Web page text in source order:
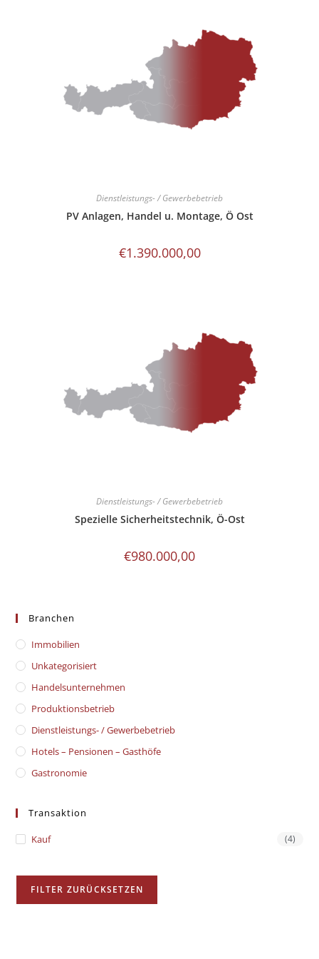
Dienstleistungs- / Gewerbebetrieb
PV Anlagen, Handel u. Montage, Ö Ost
€1.390.000,00
Dienstleistungs- / Gewerbebetrieb
Spezielle Sicherheitstechnik, Ö-Ost
€980.000,00
Branchen
Immobilien
Unkategorisiert
Handelsunternehmen
Produktionsbetrieb
Dienstleistungs- / Gewerbebetrieb
Hotels – Pensionen – Gasthöfe
Gastronomie
Transaktion
Kauf (4)
FILTER ZURÜCKSETZEN